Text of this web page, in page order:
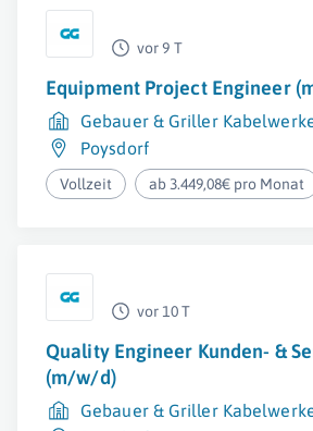
vor 9 T
Equipment Project Engineer
Gebauer & Griller
Poysdorf
Vollzeit ab 3.449,08€ pro Monat
vor 10 T
Quality Engineer Kunden- &
(m/w/d)
Gebauer & Griller